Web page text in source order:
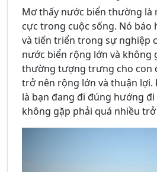
Mơ thấy nước biển thường là
cực trong cuộc sống. Nó báo
và tiến triển trong sự nghiệp
nước biển rộng lớn và không
thường tượng trưng cho con
trở nên rộng lớn và thuận lợi.
là bạn đang đi đúng hướng
không gặp phải quá nhiều